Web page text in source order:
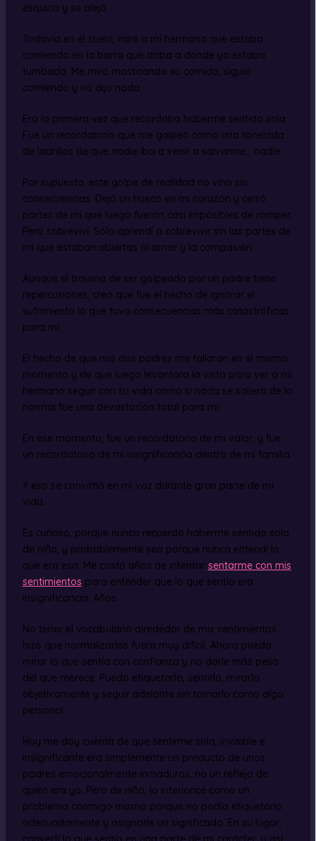
esquina y se alejó.
Todavía en el suelo, miré a mi hermano que estaba
comiendo en la barra que daba a donde yo estaba
tumbada. Me miró masticando su comida, siguió
comiendo y no dijo nada.
Era la primera vez que recordaba haberme sentido sola.
Fue un recordatorio que me golpeó como una tonelada
de ladrillos de que nadie iba a venir a salvarme… nadie.
Por supuesto, este golpe de realidad no vino sin
consecuencias. Dejó un hueco en mi corazón y cerró
partes de mí que luego fueron casi imposibles de romper.
Pero sobreviví. Sólo aprendí a sobrevivir sin las partes de
mí que estaban abiertas al amor y la compasión.
Aunque el trauma de ser golpeado por un padre tiene
repercusiones, creo que fue el hecho de ignorar el
sufrimiento lo que tuvo consecuencias más catastróficas
para mí.
El hecho de que mis dos padres me fallaran en el mismo
momento y de que luego levantara la vista para ver a mi
hermano seguir con su vida como si nada se saliera de lo
normal fue una devastación total para mí.
En ese momento, fue un recordatorio de mi valor, y fue
un recordatorio de mi insignificancia dentro de mi familia.
Y eso se convirtió en mi voz durante gran parte de mi
vida.
Es curioso, porque nunca recuerdo haberme sentido sola
de niña, y probablemente sea porque nunca entendí lo
que era eso. Me costó años de intentar sentarme con mis
sentimientos para entender que lo que sentía era
insignificancia. Años.
No tener el vocabulario alrededor de mis sentimientos
hizo que normalizarlos fuera muy difícil. Ahora puedo
mirar lo que sentía con confianza y no darle más peso
del que merece. Puedo etiquetarlo, sentirlo, mirarlo
objetivamente y seguir adelante sin tomarlo como algo
personal.
Hoy me doy cuenta de que sentirme sola, invisible e
insignificante era simplemente un producto de unos
padres emocionalmente inmaduros, no un reflejo de
quién era yo. Pero de niño, lo interioricé como un
problema conmigo mismo porque no podía etiquetarlo
adecuadamente y asignarle un significado. En su lugar,